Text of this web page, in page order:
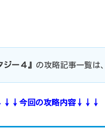
ー４』 の攻略記事一覧は、
今回の攻略内容↓↓↓